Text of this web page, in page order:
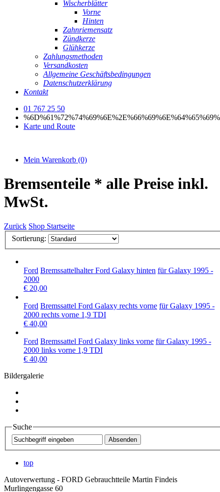
Wischerblätter
Vorne
Hinten
Zahnriemensatz
Zündkerze
Glühkerze
Zahlungsmethoden
Versandkosten
Allgemeine Geschäftsbedingungen
Datenschutzerklärung
Kontakt
01 767 25 50
Karte und Route
Mein Warenkorb (0)
Bremsenteile * alle Preise inkl.
MwSt.
Zurück Shop Startseite
Sortierung:
Ford Bremssattelhalter Ford Galaxy hinten für Galaxy 1995 -
2000
€ 20,00
Ford Bremssattel Ford Galaxy rechts vorne für Galaxy 1995 -
2000 rechts vorne 1,9 TDI
€ 40,00
Ford Bremssattel Ford Galaxy links vorne für Galaxy 1995 -
2000 links vorne 1,9 TDI
€ 40,00
Bildergalerie
Suche
top
Autoverwertung - FORD Gebrauchtteile Martin Findeis
Murlingengasse 60